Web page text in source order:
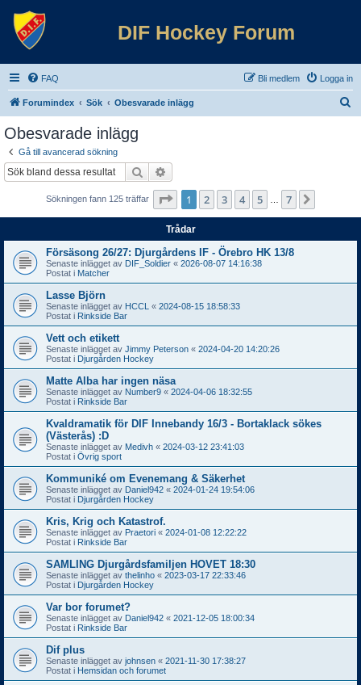
DIF Hockey Forum
FAQ Logga in
Bli medlem
Forumindex Sök Obesvarade inlägg
Obesvarade inlägg
Gå till avancerad sökning
Sök
Sökningen fann 125 träffar Sida av 7
1 2 3 4 5 7
Trådar
Försäsong 26/27: Djurgårdens IF - Örebro HK 13/8
Senaste inlägget av DIF_Soldier « 2026-08-07 14:16:38
Postat i Matcher
Lasse Björn
Senaste inlägget av HCCL « 2024-08-15 18:58:33
Postat i Rinkside Bar
Vett och etikett
Senaste inlägget av Jimmy Peterson « 2024-04-20 14:20:26
Postat i Djurgården Hockey
Matte Alba har ingen näsa
Senaste inlägget av Number9 « 2024-04-06 18:32:55
Postat i Rinkside Bar
Kvaldramatik för DIF Innebandy 16/3 - Bortaklack sökes
(Västerås) :D
Senaste inlägget av Medivh « 2024-03-12 23:41:03
Postat i Övrig sport
Kommuniké om Evenemang & Säkerhet
Senaste inlägget av Daniel942 « 2024-01-24 19:54:06
Postat i Djurgården Hockey
Kris, Krig och Katastrof.
Senaste inlägget av Praetori « 2024-01-08 12:22:22
Postat i Rinkside Bar
SAMLING Djurgårdsfamiljen HOVET 18:30
Senaste inlägget av thelinho « 2023-03-17 22:33:46
Postat i Djurgården Hockey
Var bor forumet?
Senaste inlägget av Daniel942 « 2021-12-05 18:00:34
Postat i Rinkside Bar
Dif plus
Senaste inlägget av johnsen « 2021-11-30 17:38:27
Postat i Hemsidan och forumet